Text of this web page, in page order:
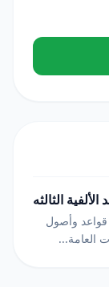
الألفية الثالثه
وأصول
العامة...